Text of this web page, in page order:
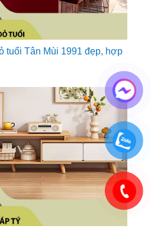
tuổi Tân Mùi 1991 đẹp, hợp